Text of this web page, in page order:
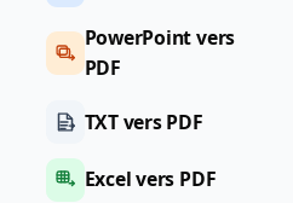
PowerPoint vers
PDF
TXT vers PDF
Excel vers PDF